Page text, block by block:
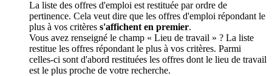
La liste des offres d'emploi est restituée par ordre de
pertinence. Cela veut dire que les offres d'emploi répondant le
plus à vos critères s'affichent en premier.
Vous avez renseigné le champ « Lieu de travail » ? La liste
restitue les offres répondant le plus à vos critères. Parmi
celles-ci sont d'abord restituées les offres dont le lieu de travail
est le plus proche de votre recherche.